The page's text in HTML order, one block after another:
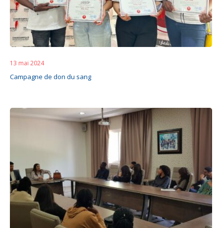
13 mai 2024
Campagne de don du sang